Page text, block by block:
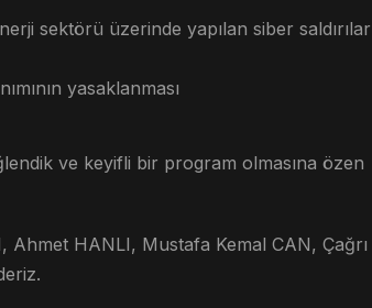
sektörü üzerinde yapılan siber saldırılar
yasaklanması
ve keyifli bir program olmasına özen
HANLI, Mustafa Kemal CAN, Çağrı